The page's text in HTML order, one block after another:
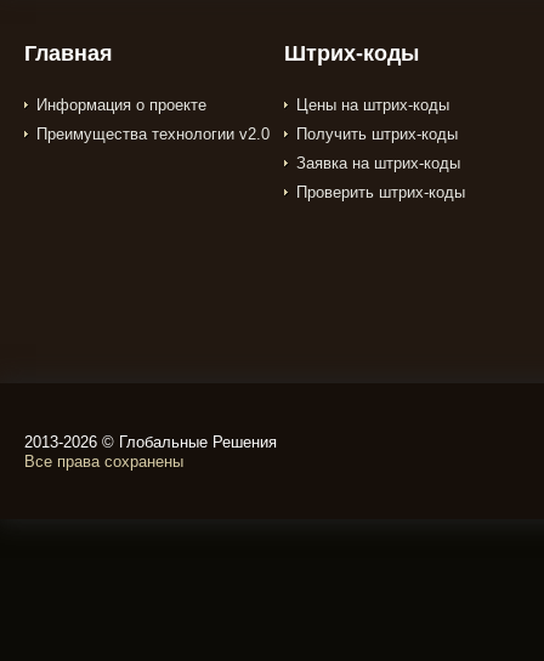
Главная
Информация о проекте
Преимущества технологии v2.0
Штрих-коды
Цены на штрих-коды
Получить штрих-коды
Заявка на штрих-коды
Проверить штрих-коды
2013-2026 © Глобальные Решения
Все права сохранены